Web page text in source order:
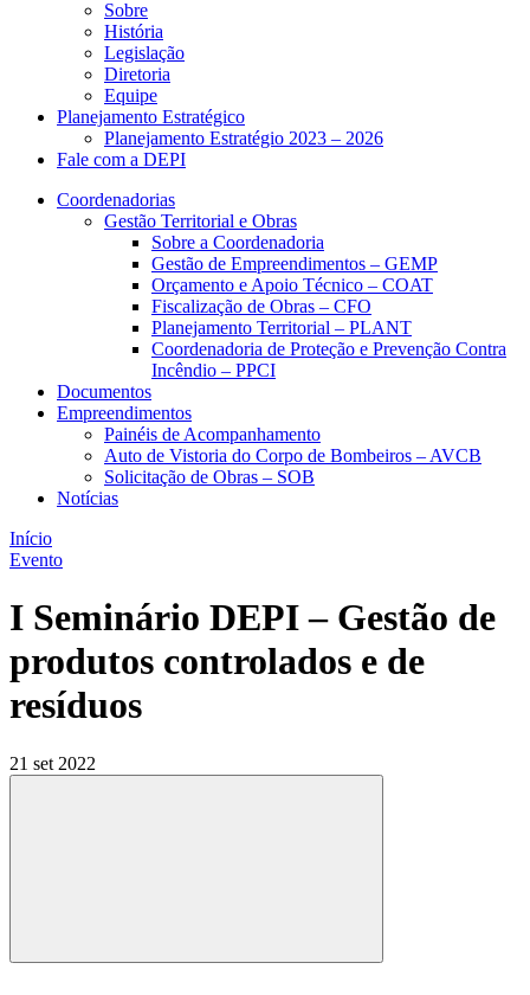
Sobre
História
Legislação
Diretoria
Equipe
Planejamento Estratégico
Planejamento Estratégio 2023 – 2026
Fale com a DEPI
Coordenadorias
Gestão Territorial e Obras
Sobre a Coordenadoria
Gestão de Empreendimentos – GEMP
Orçamento e Apoio Técnico – COAT
Fiscalização de Obras – CFO
Planejamento Territorial – PLANT
Coordenadoria de Proteção e Prevenção Contra
Incêndio – PPCI
Documentos
Empreendimentos
Painéis de Acompanhamento
Auto de Vistoria do Corpo de Bombeiros – AVCB
Solicitação de Obras – SOB
Notícias
Início
Evento
I Seminário DEPI – Gestão de
produtos controlados e de
resíduos
21 set 2022
Compartilhar